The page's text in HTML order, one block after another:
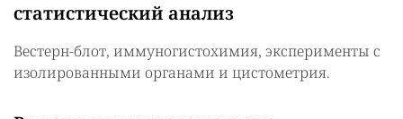
статистический анализ
Вестерн-блот, иммуногистохимия, эксперименты с
изолированными органами и цистометрия.